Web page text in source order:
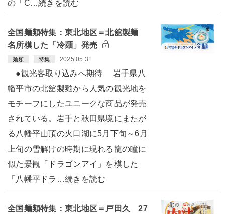
の「C…続きを読む
全国麺類特集：東北地区＝北舘製麺
名所模した「冷麺」発売
麺類 特集 2025.05.31
●観光客取り込みへ期待 岩手県八
幡平市の北舘製麺から人気の観光地を
モチーフにしたユニークな商品が発売
されている。岩手と秋田県境にまたが
る八幡平山頂の火口湖に5月下旬～6月
上旬の雪解けの時期に現れる龍の瞳に
似た景観「ドラゴンアイ」を模した
「八幡平ドラ…続きを読む
全国麺類特集：東北地区＝戸田久 27